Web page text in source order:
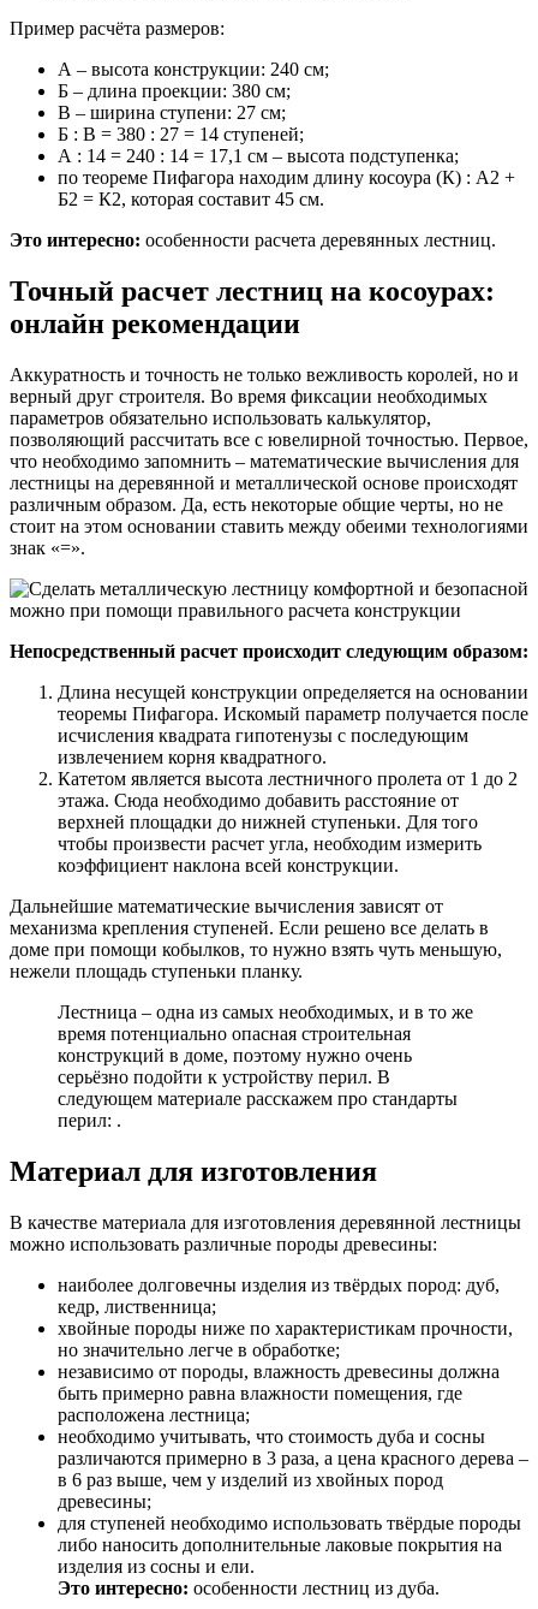
Пример расчёта размеров:
А – высота конструкции: 240 см;
Б – длина проекции: 380 см;
В – ширина ступени: 27 см;
Б : В = 380 : 27 = 14 ступеней;
А : 14 = 240 : 14 = 17,1 см – высота подступенка;
по теореме Пифагора находим длину косоура (К) : А2 +
Б2 = К2, которая составит 45 см.
Это интересно: особенности расчета деревянных лестниц.
Точный расчет лестниц на косоурах:
онлайн рекомендации
Аккуратность и точность не только вежливость королей, но и
верный друг строителя. Во время фиксации необходимых
параметров обязательно использовать калькулятор,
позволяющий рассчитать все с ювелирной точностью. Первое,
что необходимо запомнить – математические вычисления для
лестницы на деревянной и металлической основе происходят
различным образом. Да, есть некоторые общие черты, но не
стоит на этом основании ставить между обеими технологиями
знак «=».
Непосредственный расчет происходит следующим образом:
Длина несущей конструкции определяется на основании
теоремы Пифагора. Искомый параметр получается после
исчисления квадрата гипотенузы с последующим
извлечением корня квадратного.
Катетом является высота лестничного пролета от 1 до 2
этажа. Сюда необходимо добавить расстояние от
верхней площадки до нижней ступеньки. Для того
чтобы произвести расчет угла, необходим измерить
коэффициент наклона всей конструкции.
Дальнейшие математические вычисления зависят от
механизма крепления ступеней. Если решено все делать в
доме при помощи кобылков, то нужно взять чуть меньшую,
нежели площадь ступеньки планку.
Лестница – одна из самых необходимых, и в то же
время потенциально опасная строительная
конструкций в доме, поэтому нужно очень
серьёзно подойти к устройству перил. В
следующем материале расскажем про стандарты
перил: .
Материал для изготовления
В качестве материала для изготовления деревянной лестницы
можно использовать различные породы древесины:
наиболее долговечны изделия из твёрдых пород: дуб,
кедр, лиственница;
хвойные породы ниже по характеристикам прочности,
но значительно легче в обработке;
независимо от породы, влажность древесины должна
быть примерно равна влажности помещения, где
расположена лестница;
необходимо учитывать, что стоимость дуба и сосны
различаются примерно в 3 раза, а цена красного дерева –
в 6 раз выше, чем у изделий из хвойных пород
древесины;
для ступеней необходимо использовать твёрдые породы
либо наносить дополнительные лаковые покрытия на
изделия из сосны и ели.
Это интересно: особенности лестниц из дуба.